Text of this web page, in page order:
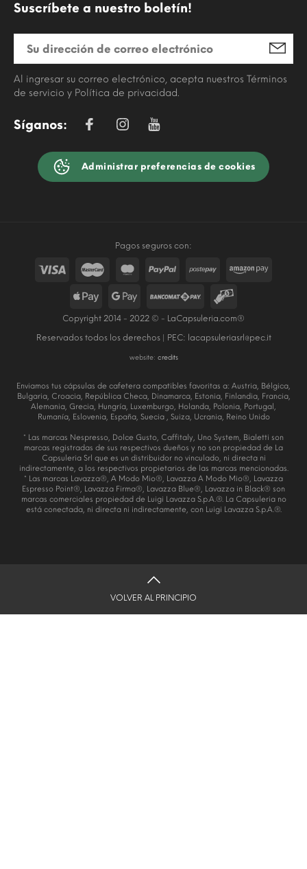
Suscríbete a nuestro boletín!
Al ingresar su correo electrónico, acepta nuestros Términos
de servicio y Política de privacidad.
Síganos:
Administrar preferencias de cookies
Pagos seguros con:
Copyright 2014 - 2022 © - LaCapsuleria.com®
Reservados todos los derechos | PEC: lacapsuleriasrl@pec.it
website: credits
Enviamos tus cápsulas de cafetera compatibles favoritas a: Austria, Bélgica,
Bulgaria, Croacia, República Checa, Dinamarca, Estonia, Finlandia, Francia,
Alemania, Grecia, Hungría, Luxemburgo, Holanda, Polonia, Portugal,
Rumanía, Eslovenia, España, Suecia , Suiza, Ucrania, Reino Unido
* Las marcas Nespresso, Dolce Gusto, Caffitaly, Uno System, Bialetti son
marcas registradas de sus respectivos dueños y no son propiedad de La
Capsuleria Srl que es un distribuidor no vinculado, ni directa ni
indirectamente, a los respectivos propietarios de las marcas mencionadas.
* Las marcas Lavazza®, A Modo Mio®, Lavazza A Modo Mio®, Lavazza
Espresso Point®, Lavazza Firma®, Lavazza Blue®, Lavazza in Black® son
marcas comerciales propiedad de Luigi Lavazza S.p.A.®. La Capsuleria no
está conectada, ni directa ni indirectamente, con Luigi Lavazza S.p.A.®.
VOLVER AL PRINCIPIO